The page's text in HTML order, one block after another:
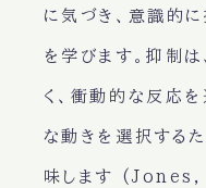
に気づき、意識的
を学びます。抑制
く、衝動的な反応
な動きを選択する
味します (Jones,